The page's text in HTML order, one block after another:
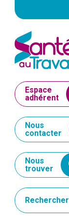
Espace
adhérent
Nous
contacter
Nous
trouver
Rechercher